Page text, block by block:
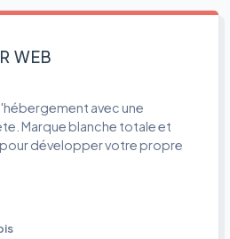
WEB
avec une
Marque blanche totale et
développer votre propre